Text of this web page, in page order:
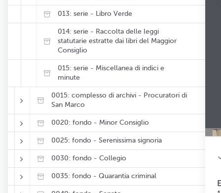
013: serie - Libro Verde
014: serie - Raccolta delle leggi
statutarie estratte dai libri del Maggior
Consiglio
015: serie - Miscellanea di indici e
minute
0015: complesso di archivi - Procuratori di
San Marco
0020: fondo - Minor Consiglio
0025: fondo - Serenissima signoria
0030: fondo - Collegio
0035: fondo - Quarantia criminal